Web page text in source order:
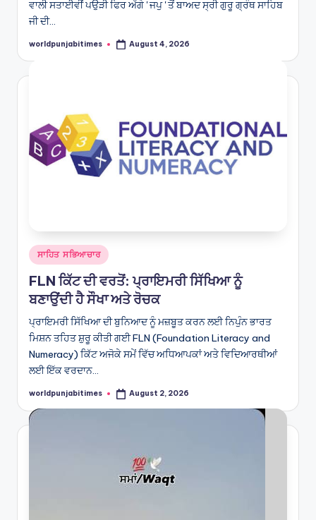
ਵਾਲੀ ਸਤਾਈਵੀਂ ਪਉੜੀ ਫਿਰ ਅੱਗੇ ' ਜਪੁ ' ਤੋਂ ਬਾਅਦ ਸ੍ਰੀ ਗੁਰੂ ਗ੍ਰੰਥ ਸਾਹਿਬ
ਜੀ ਦੀ…
Posted
worldpunjabitimes August 4, 2026
Posted
in
ਸਾਹਿਤ ਸਭਿਆਚਾਰ
FLN ਕਿੱਟ ਦੀ ਵਰਤੋਂ: ਪ੍ਰਾਇਮਰੀ ਸਿੱਖਿਆ ਨੂੰ
ਬਣਾਉਂਦੀ ਹੈ ਸੌਖਾ ਅਤੇ ਰੋਚਕ
ਪ੍ਰਾਇਮਰੀ ਸਿੱਖਿਆ ਦੀ ਬੁਨਿਆਦ ਨੂੰ ਮਜ਼ਬੂਤ ਕਰਨ ਲਈ ਨਿਪੁੰਨ ਭਾਰਤ
ਮਿਸ਼ਨ ਤਹਿਤ ਸ਼ੁਰੂ ਕੀਤੀ ਗਈ FLN (Foundation Literacy and
Numeracy) ਕਿੱਟ ਅਜੋਕੇ ਸਮੇਂ ਵਿੱਚ ਅਧਿਆਪਕਾਂ ਅਤੇ ਵਿਦਿਆਰਥੀਆਂ
ਲਈ ਇੱਕ ਵਰਦਾਨ…
Posted
worldpunjabitimes August 2, 2026